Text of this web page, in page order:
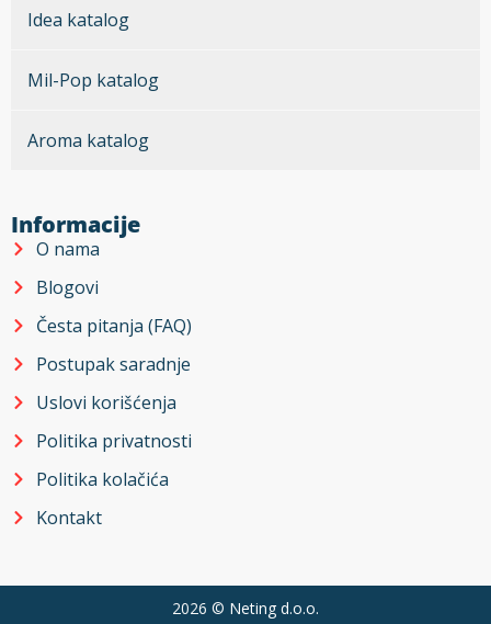
Idea katalog
Mil-Pop katalog
Aroma katalog
Informacije
O nama
Blogovi
Česta pitanja (FAQ)
Postupak saradnje
Uslovi korišćenja
Politika privatnosti
Politika kolačića
Kontakt
2026 © Neting d.o.o.